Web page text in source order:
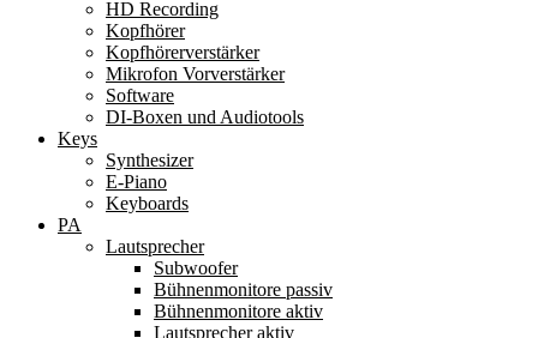
HD Recording
Kopfhörer
Kopfhörerverstärker
Mikrofon Vorverstärker
Software
DI-Boxen und Audiotools
Keys
Synthesizer
E-Piano
Keyboards
PA
Lautsprecher
Subwoofer
Bühnenmonitore passiv
Bühnenmonitore aktiv
Lautsprecher aktiv